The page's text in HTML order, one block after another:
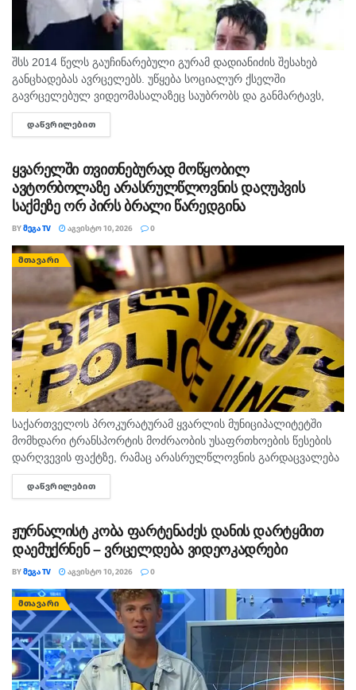
შსს 2014 წელს გაუჩინარებული გურამ დადიანიძის შესახებ
განცხადებას ავრცელებს. უწყება სოციალურ ქსელში
გავრცელებულ ვიდეომასალაზეც საუბრობს და განმარტავს,
რომ უკვე გამოიკითხა პირი, რომელმაც ვიდეო გადაიღო და
ატვირთა. შსს-ს თანახმად, გამოკითხვის შედეგად...
ᲓᲐᲬᲕᲠᲘᲚᲔᲑᲘᲗ
ყვარელში თვითნებურად მოწყობილ
ავტორბოლაზე არასრულწლოვნის დაღუპვის
საქმეზე ორ პირს ბრალი წარედგინა
BYᲛᲔᲒᲐ TV ᲐᲒᲕᲘᲡᲢᲝ 10, 2026 0
ᲛᲗᲐᲕᲐᲠᲘ
საქართველოს პროკურატურამ ყვარლის მუნიციპალიტეტში
მომხდარი ტრანსპორტის მოძრაობის უსაფრთხოების წესების
დარღვევის ფაქტზე, რამაც არასრულწლოვნის გარდაცვალება
გამოიწვია, ორ პირს ბრალდება წარუდგინა. ამის შესახებ
ინფორმაციას პროკურატურა ავრცელებს. საგამოძიებო უწყების
ᲓᲐᲬᲕᲠᲘᲚᲔᲑᲘᲗ
ჟურნალისტ კობა ფარტენაძეს დანის დარტყმით
დაემუქრნენ – ვრცელდება ვიდეოკადრები
BYᲛᲔᲒᲐ TV ᲐᲒᲕᲘᲡᲢᲝ 10, 2026 0
ᲛᲗᲐᲕᲐᲠᲘ